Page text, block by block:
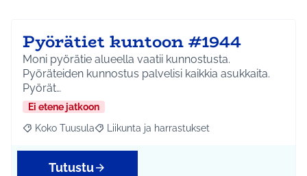
Pyörätiet kuntoon #1944
Moni pyörätie alueella vaatii kunnostusta.
Pyöräteiden kunnostus palvelisi kaikkia asukkaita.
Pyörät…
Ei etene jatkoon
Rajaa tulokset aihepiirin mukaan: Koko Tuusula
Koko Tuusula Rajaa tulokset teeman mukaan: Liikunta ja
Liikunta ja harrastukset
Tutustu